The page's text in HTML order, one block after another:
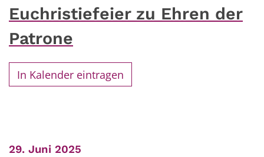
Euchristiefeier zu Ehren der
Patrone
In Kalender eintragen
29. Juni 2025